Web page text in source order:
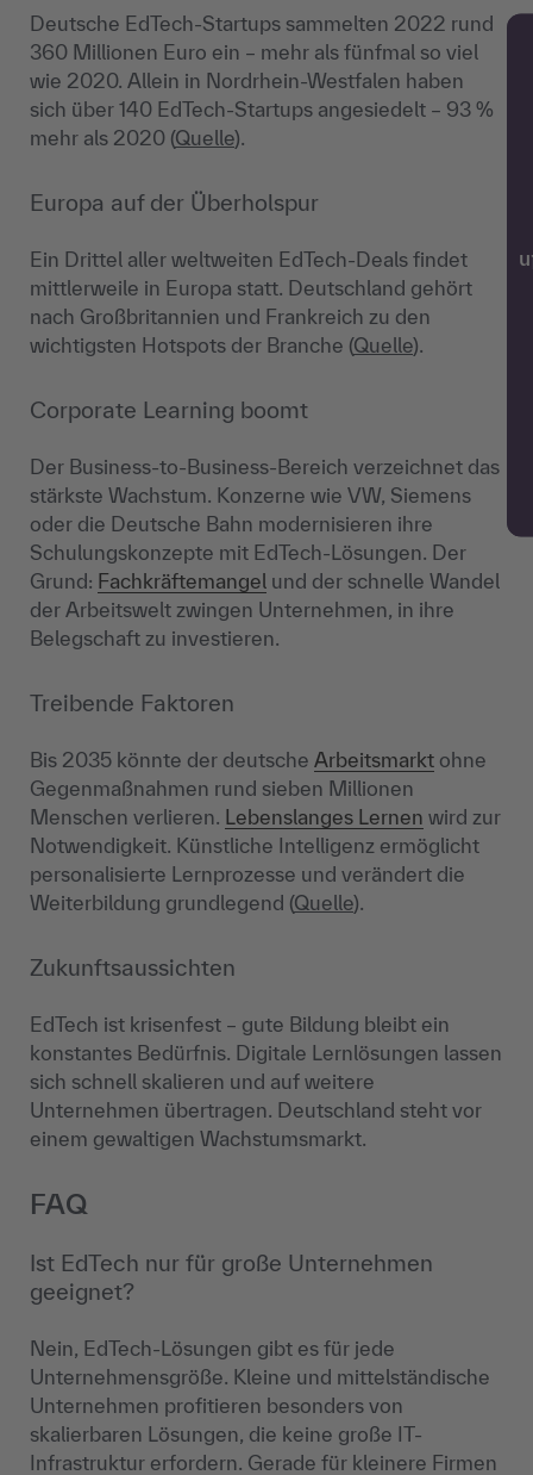
Deutsche EdTech-Startups sammelten 2022 rund
360 Millionen Euro ein – mehr als fünfmal so viel
wie 2020. Allein in Nordrhein-Westfalen haben
sich über 140 EdTech-Startups angesiedelt – 93 %
mehr als 2020 (Quelle).
Europa auf der Überholspur
Ein Drittel aller weltweiten EdTech-Deals findet
mittlerweile in Europa statt. Deutschland gehört
nach Großbritannien und Frankreich zu den
wichtigsten Hotspots der Branche (Quelle).
Corporate Learning boomt
Der Business-to-Business-Bereich verzeichnet das
stärkste Wachstum. Konzerne wie VW, Siemens
oder die Deutsche Bahn modernisieren ihre
Schulungskonzepte mit EdTech-Lösungen. Der
Grund: Fachkräftemangel und der schnelle Wandel
der Arbeitswelt zwingen Unternehmen, in ihre
Belegschaft zu investieren.
Treibende Faktoren
Bis 2035 könnte der deutsche Arbeitsmarkt ohne
Gegenmaßnahmen rund sieben Millionen
Menschen verlieren. Lebenslanges Lernen wird zur
Notwendigkeit. Künstliche Intelligenz ermöglicht
personalisierte Lernprozesse und verändert die
Weiterbildung grundlegend (Quelle).
Zukunftsaussichten
EdTech ist krisenfest – gute Bildung bleibt ein
konstantes Bedürfnis. Digitale Lernlösungen lassen
sich schnell skalieren und auf weitere
Unternehmen übertragen. Deutschland steht vor
einem gewaltigen Wachstumsmarkt.
FAQ
Ist EdTech nur für große Unternehmen
geeignet?
Nein, EdTech-Lösungen gibt es für jede
Unternehmensgröße. Kleine und mittelständische
Unternehmen profitieren besonders von
skalierbaren Lösungen, die keine große IT-
Infrastruktur erfordern. Gerade für kleinere Firmen